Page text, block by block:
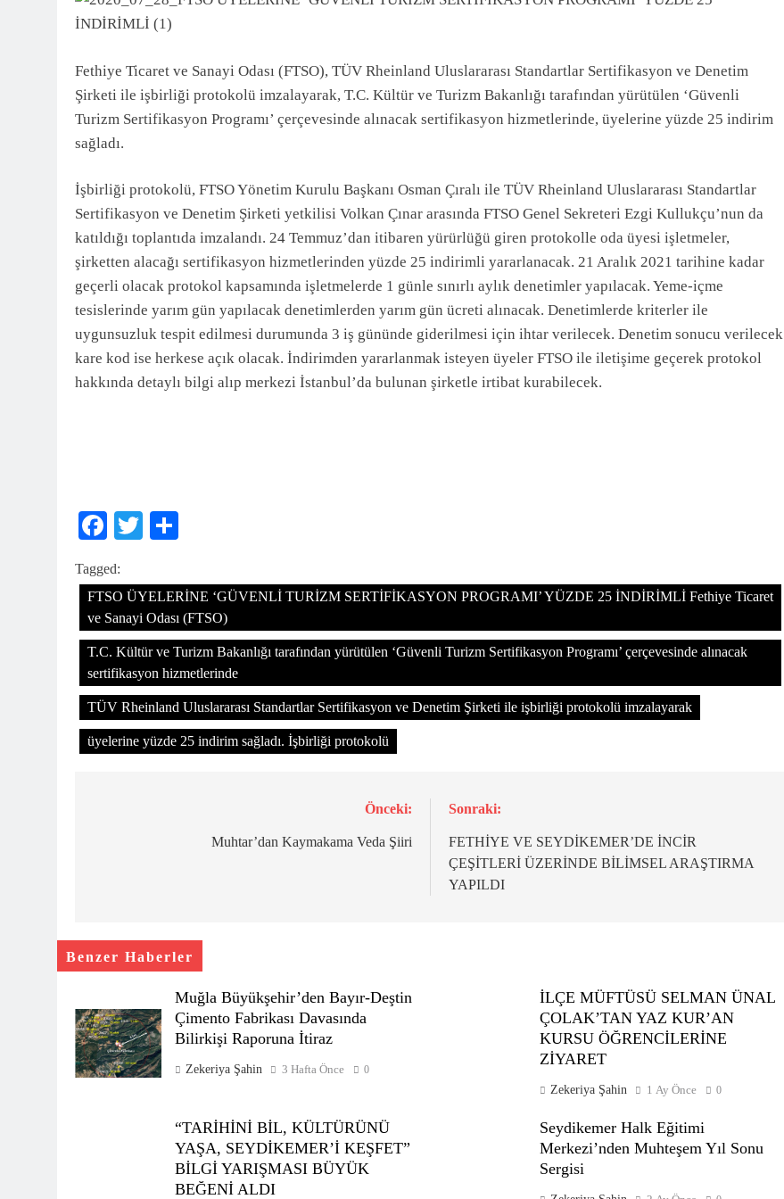
Fethiye Ticaret ve Sanayi Odası (FTSO), TÜV Rheinland Uluslararası Standartlar Sertifikasyon ve Denetim
Şirketi ile işbirliği protokolü imzalayarak, T.C. Kültür ve Turizm Bakanlığı tarafından yürütülen ‘Güvenli
Turizm Sertifikasyon Programı’ çerçevesinde alınacak sertifikasyon hizmetlerinde, üyelerine yüzde 25 indirim
sağladı.
İşbirliği protokolü, FTSO Yönetim Kurulu Başkanı Osman Çıralı ile TÜV Rheinland Uluslararası Standartlar
Sertifikasyon ve Denetim Şirketi yetkilisi Volkan Çınar arasında FTSO Genel Sekreteri Ezgi Kullukçu’nun da
katıldığı toplantıda imzalandı. 24 Temmuz’dan itibaren yürürlüğü giren protokolle oda üyesi işletmeler,
şirketten alacağı sertifikasyon hizmetlerinden yüzde 25 indirimli yararlanacak. 21 Aralık 2021 tarihine kadar
geçerli olacak protokol kapsamında işletmelerde 1 günle sınırlı aylık denetimler yapılacak. Yeme-içme
tesislerinde yarım gün yapılacak denetimlerden yarım gün ücreti alınacak. Denetimlerde kriterler ile
uygunsuzluk tespit edilmesi durumunda 3 iş gününde giderilmesi için ihtar verilecek. Denetim sonucu verilecek
kare kod ise herkese açık olacak. İndirimden yararlanmak isteyen üyeler FTSO ile iletişime geçerek protokol
hakkında detaylı bilgi alıp merkezi İstanbul’da bulunan şirketle irtibat kurabilecek.
Facebook
Twitter
Tagged:
FTSO ÜYELERİNE ‘GÜVENLİ TURİZM SERTİFİKASYON PROGRAMI’ YÜZDE 25 İNDİRİMLİ Fethiye Ticaret
ve Sanayi Odası (FTSO)
T.C. Kültür ve Turizm Bakanlığı tarafından yürütülen ‘Güvenli Turizm Sertifikasyon Programı’ çerçevesinde alınacak
sertifikasyon hizmetlerinde
TÜV Rheinland Uluslararası Standartlar Sertifikasyon ve Denetim Şirketi ile işbirliği protokolü imzalayarak
üyelerine yüzde 25 indirim sağladı. İşbirliği protokolü
Önceki:
Muhtar’dan Kaymakama Veda Şiiri
Sonraki:
FETHİYE VE SEYDİKEMER’DE İNCİR
ÇEŞİTLERİ ÜZERİNDE BİLİMSEL ARAŞTIRMA
YAPILDI
Benzer Haberler
Muğla Büyükşehir’den Bayır-Deştin
Çimento Fabrikası Davasında
Bilirkişi Raporuna İtiraz
Zekeriya Şahin 3 Hafta Önce 0
İLÇE MÜFTÜSÜ SELMAN ÜNAL
ÇOLAK’TAN YAZ KUR’AN
KURSU ÖĞRENCİLERİNE
ZİYARET
Zekeriya Şahin 1 Ay Önce 0
“TARİHİNİ BİL, KÜLTÜRÜNÜ
YAŞA, SEYDİKEMER’İ KEŞFET”
BİLGİ YARIŞMASI BÜYÜK
BEĞENİ ALDI
Seydikemer Halk Eğitimi
Merkezi’nden Muhteşem Yıl Sonu
Sergisi